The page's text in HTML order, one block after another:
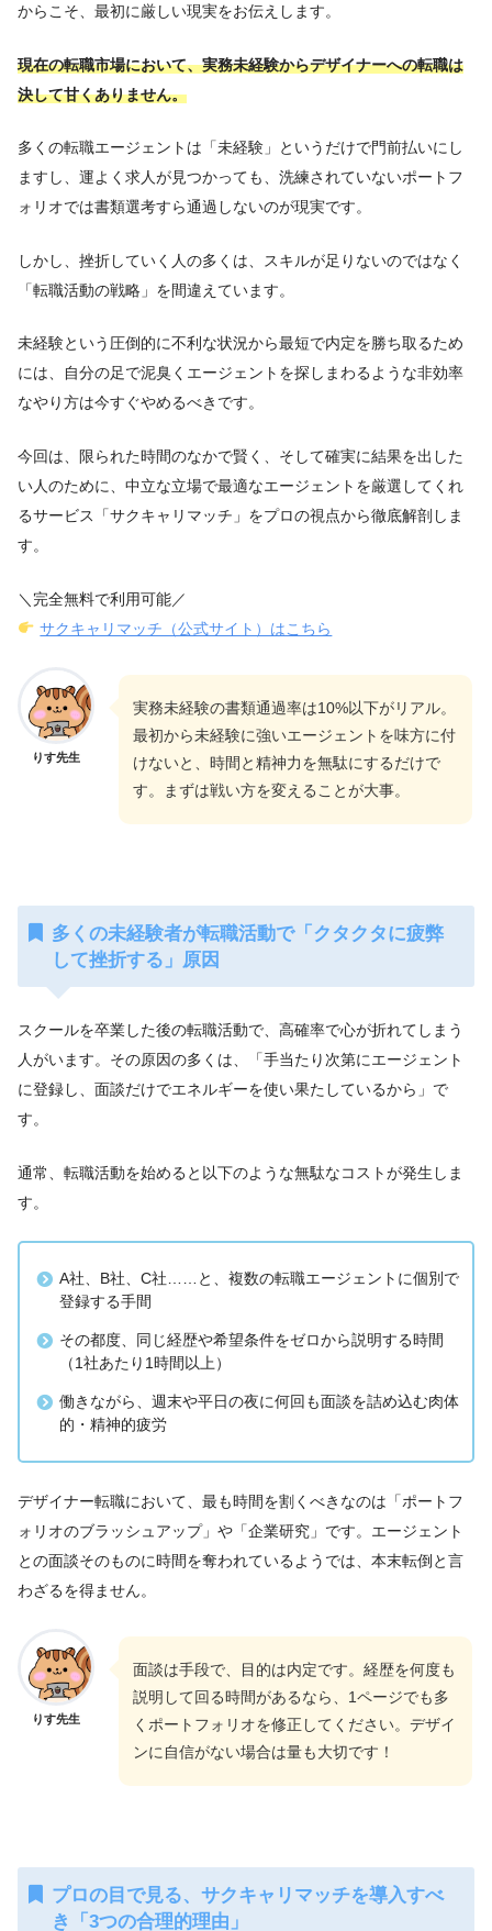
からこそ、最初に厳しい現実をお伝えします。
現在の転職市場において、実務未経験からデザイナーへの転職は
決して甘くありません。
多くの転職エージェントは「未経験」というだけで門前払いにし
ますし、運よく求人が見つかっても、洗練されていないポートフ
ォリオでは書類選考すら通過しないのが現実です。
しかし、挫折していく人の多くは、スキルが足りないのではなく
「転職活動の戦略」を間違えています。
未経験という圧倒的に不利な状況から最短で内定を勝ち取るため
には、自分の足で泥臭くエージェントを探しまわるような非効率
なやり方は今すぐやめるべきです。
今回は、限られた時間のなかで賢く、そして確実に結果を出した
い人のために、中立な立場で最適なエージェントを厳選してくれ
るサービス「サクキャリマッチ」をプロの視点から徹底解剖しま
す。
＼完全無料で利用可能／
サクキャリマッチ（公式サイト）はこちら
りす先生
実務未経験の書類通過率は10%以下がリアル。
最初から未経験に強いエージェントを味方に付
けないと、時間と精神力を無駄にするだけで
す。まずは戦い方を変えることが大事。
多くの未経験者が転職活動で「クタクタに疲弊
して挫折する」原因
スクールを卒業した後の転職活動で、高確率で心が折れてしまう
人がいます。その原因の多くは、「手当たり次第にエージェント
に登録し、面談だけでエネルギーを使い果たしているから」で
す。
通常、転職活動を始めると以下のような無駄なコストが発生しま
す。
A社、B社、C社……と、複数の転職エージェントに個別で
登録する手間
その都度、同じ経歴や希望条件をゼロから説明する時間
（1社あたり1時間以上）
働きながら、週末や平日の夜に何回も面談を詰め込む肉体
的・精神的疲労
デザイナー転職において、最も時間を割くべきなのは「ポートフ
ォリオのブラッシュアップ」や「企業研究」です。エージェント
との面談そのものに時間を奪われているようでは、本末転倒と言
わざるを得ません。
りす先生
面談は手段で、目的は内定です。経歴を何度も
説明して回る時間があるなら、1ページでも多
くポートフォリオを修正してください。デザイ
ンに自信がない場合は量も大切です！
プロの目で見る、サクキャリマッチを導入すべ
き「3つの合理的理由」